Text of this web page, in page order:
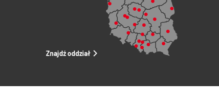
Znajdź oddział